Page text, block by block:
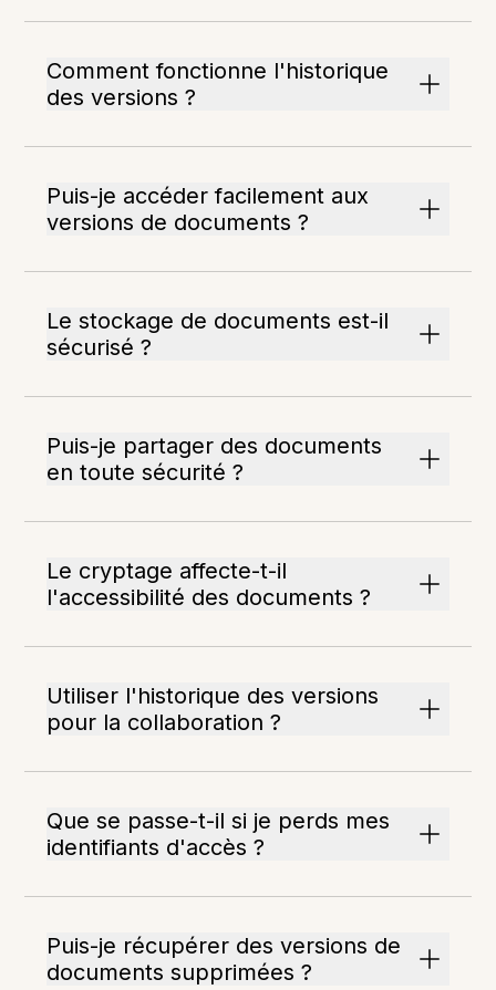
Comment fonctionne l'historique
des versions ?
Puis-je accéder facilement aux
versions de documents ?
Le stockage de documents est-il
sécurisé ?
Puis-je partager des documents
en toute sécurité ?
Le cryptage affecte-t-il
l'accessibilité des documents ?
Utiliser l'historique des versions
pour la collaboration ?
Que se passe-t-il si je perds mes
identifiants d'accès ?
Puis-je récupérer des versions de
documents supprimées ?